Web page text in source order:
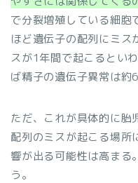
で分裂増殖している細胞
ほど遺伝子の配列にミス
スが1年間で起こるとい
ば精子の遺伝子異常は約
ただ、これが具体的に胎
配列のミスが起こる場所
響が出る可能性は高まる
う。